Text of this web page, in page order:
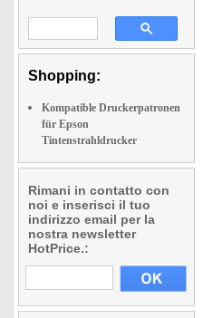
Shopping:
Kompatible Druckerpatronen
für Epson
Tintenstrahldrucker
Rimani in contatto con
noi e inserisci il tuo
indirizzo email per la
nostra newsletter
HotPrice.: